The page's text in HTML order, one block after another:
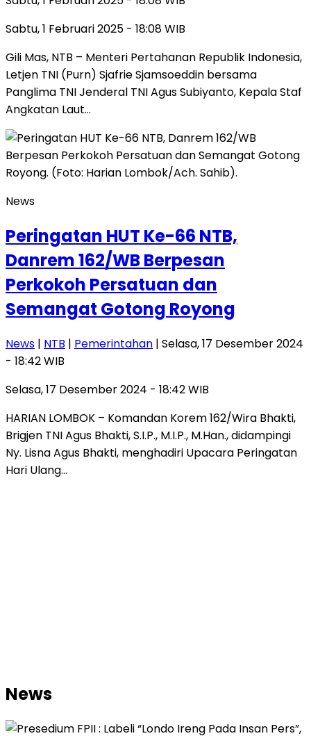
Sabtu, 1 Februari 2025 - 18:08 WIB
Gili Mas, NTB – Menteri Pertahanan Republik Indonesia,
Letjen TNI (Purn) Sjafrie Sjamsoeddin bersama
Panglima TNI Jenderal TNI Agus Subiyanto, Kepala Staf
Angkatan Laut…
News
Peringatan HUT Ke-66 NTB,
Danrem 162/WB Berpesan
Perkokoh Persatuan dan
Semangat Gotong Royong
News | NTB | Pemerintahan | Selasa, 17 Desember 2024
- 18:42 WIB
Selasa, 17 Desember 2024 - 18:42 WIB
HARIAN LOMBOK – Komandan Korem 162/Wira Bhakti,
Brigjen TNI Agus Bhakti, S.I.P., M.I.P., M.Han., didampingi
Ny. Lisna Agus Bhakti, menghadiri Upacara Peringatan
Hari Ulang…
News